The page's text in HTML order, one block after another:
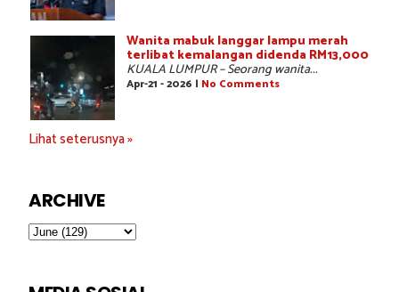
Wanita mabuk langgar lampu merah
terlibat kemalangan didenda RM13,000
KUALA LUMPUR – Seorang wanita...
Apr-21 - 2026 | No Comments
Lihat seterusnya »
ARCHIVE